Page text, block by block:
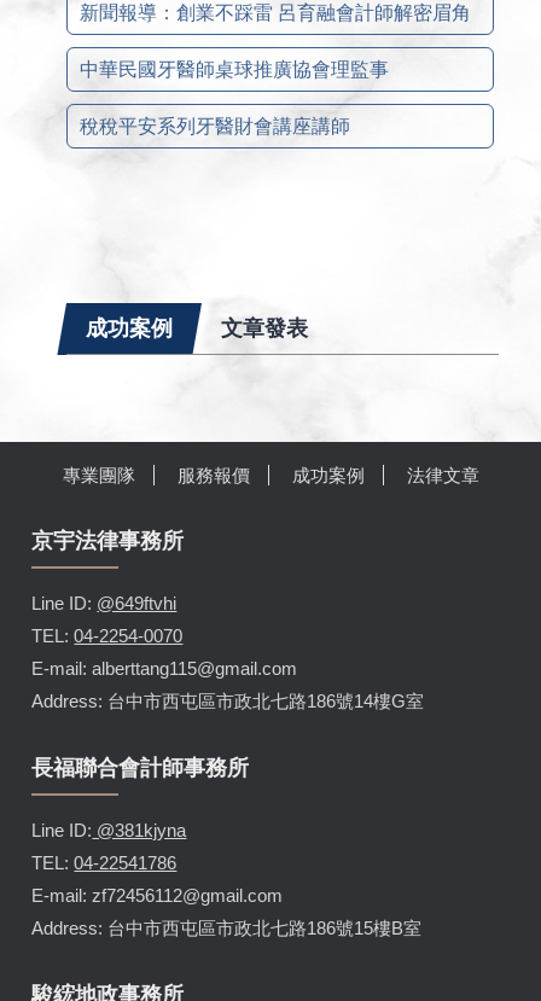
新聞報導：創業不踩雷 呂育融會計師解密眉角
中華民國牙醫師桌球推廣協會理監事
稅稅平安系列牙醫財會講座講師
成功案例 文章發表
專業團隊 服務報價 成功案例 法律文章
京宇法律事務所
Line ID: @649ftvhi
TEL:04-2254-0070
E-mail: alberttang115@gmail.com
Address: 台中市西屯區市政北七路186號14樓G室
長福聯合會計師事務所
Line ID: @381kjyna
TEL:04-22541786
E-mail: zf72456112@gmail.com
Address: 台中市西屯區市政北七路186號15樓B室
駿綋地政事務所